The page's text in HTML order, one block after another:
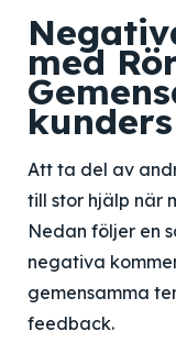
med
Att ta del av
till stor hjälp när
Nedan följer en
negativa
gemensamma
feedback.